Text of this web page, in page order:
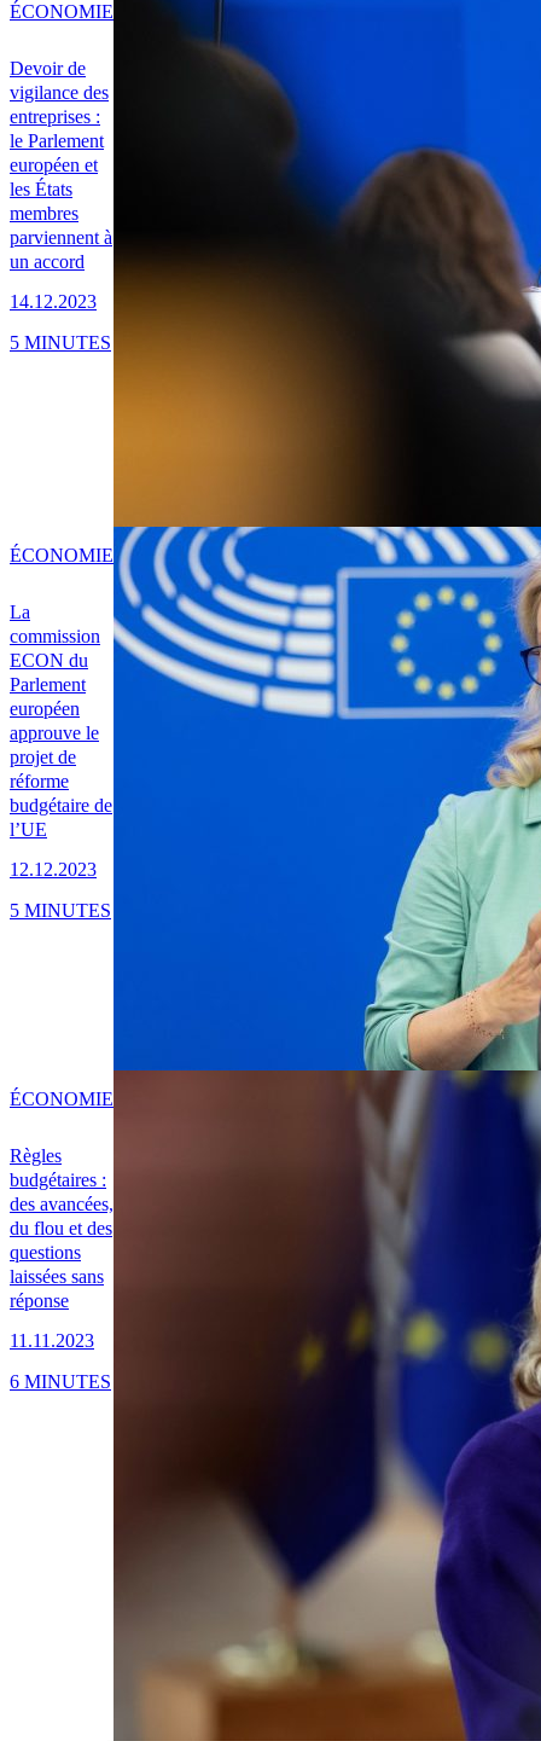
Devoir de
vigilance des
entreprises :
le Parlement
européen et
les États
membres
parviennent à
un accord
14.12.2023
ÉCONOMIE
5 MINUTES
La
commission
ECON du
Parlement
européen
approuve le
projet de
réforme
budgétaire de
l’UE
12.12.2023
ÉCONOMIE
5 MINUTES
Règles
budgétaires :
des avancées,
du flou et des
questions
laissées sans
réponse
11.11.2023
ÉCONOMIE
6 MINUTES